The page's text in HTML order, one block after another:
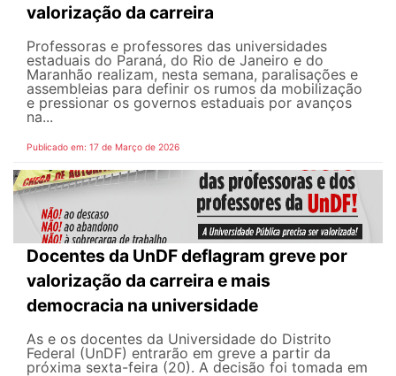
valorização da carreira
Professoras e professores das universidades
estaduais do Paraná, do Rio de Janeiro e do
Maranhão realizam, nesta semana, paralisações e
assembleias para definir os rumos da mobilização
e pressionar os governos estaduais por avanços
na...
Publicado em: 17 de Março de 2026
Docentes da UnDF deflagram greve por
valorização da carreira e mais
democracia na universidade
As e os docentes da Universidade do Distrito
Federal (UnDF) entrarão em greve a partir da
próxima sexta-feira (20). A decisão foi tomada em